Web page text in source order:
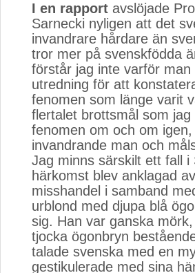
I en rapport avslöjade
Sarnecki nyligen att det
invandrare hårdare än
tror mer på svenskfödda
förstår jag inte varför
utredning för att
fenomen som länge varit
flertalet brottsmål som
fenomen om och om
invandrande man och
Jag minns särskilt ett fall
härkomst blev anklagad
misshandel i samband
urblond med djupa blå
sig. Han var ganska
tjocka ögonbryn
talade svenska med en
gestikulerade med sina